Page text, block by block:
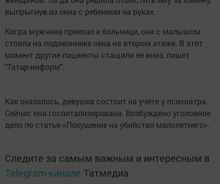
выпрыгнув из окна с ребенком на руках.
Когда мужчина приехал к больнице, она с малышом
стояла на подоконнике окна на втором этаже. В этот
момент другие пациенты стащили ее вниз, пишет
"Татар-информ".
Как оказалось, девушка состоит на учете у психиатра.
Сейчас она госпитализирована. Возбуждено уголовное
дело по статье «Покушение на убийство малолетнего».
Следите за самым важным и интересным в
Telegram-канале Татмедиа